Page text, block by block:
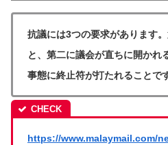
抗議には3つの要求があります
と、第二に議会が直ちに開かれ
事態に終止符が打たれることで
https://www.malaymail.com/